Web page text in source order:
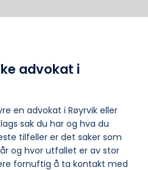
advokat i
en advokat i Røyrvik eller
sak du har og hva du
tilfeller er det saker som
og hvor utfallet er av stor
fornuftig å ta kontakt med